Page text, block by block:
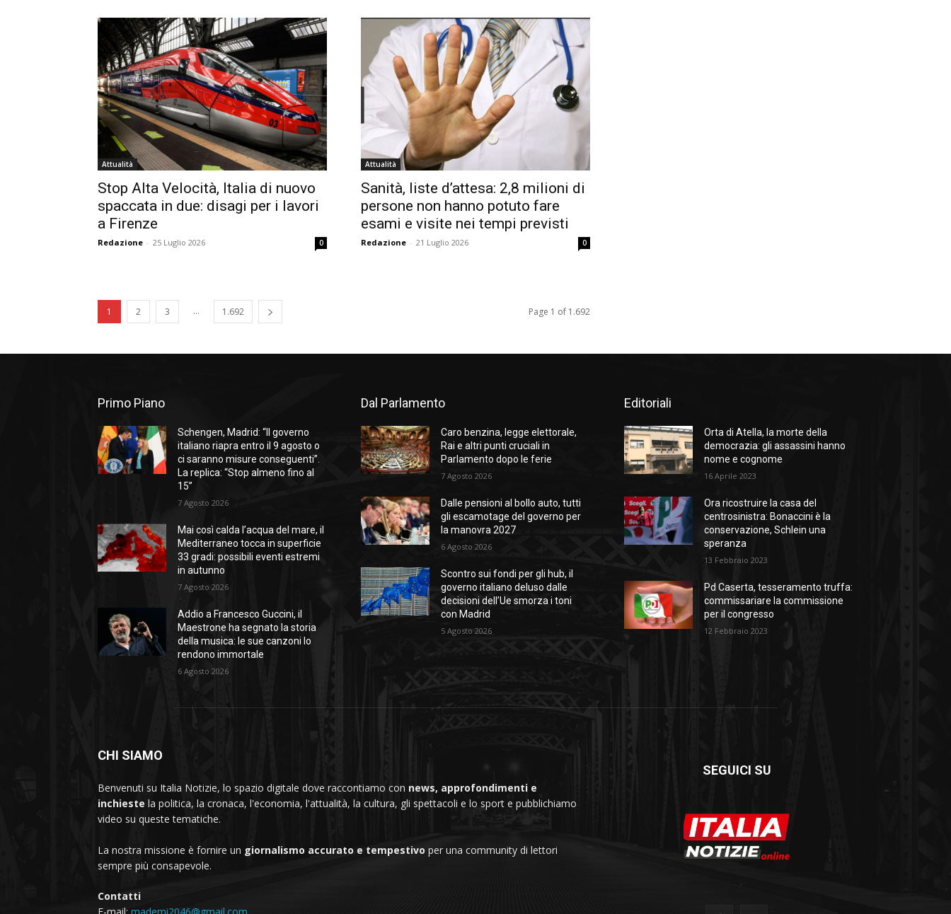
Attualità
Stop Alta Velocità, Italia di nuovo
spaccata in due: disagi per i lavori
a Firenze
Redazione - 25 Luglio 2026 0
Attualità
Sanità, liste d’attesa: 2,8 milioni di
persone non hanno potuto fare
esami e visite nei tempi previsti
Redazione - 21 Luglio 2026 0
1 2 3 ... 1.692 Page 1 of 1.692
Primo Piano
Schengen, Madrid: “Il governo
italiano riapra entro il 9 agosto o
ci saranno misure conseguenti”.
La replica: “Stop almeno fino al
15”
7 Agosto 2026
Mai così calda l’acqua del mare, il
Mediterraneo tocca in superficie
33 gradi: possibili eventi estremi
in autunno
7 Agosto 2026
Addio a Francesco Guccini, il
Maestrone ha segnato la storia
della musica: le sue canzoni lo
rendono immortale
6 Agosto 2026
Dal Parlamento
Caro benzina, legge elettorale,
Rai e altri punti cruciali in
Parlamento dopo le ferie
7 Agosto 2026
Dalle pensioni al bollo auto, tutti
gli escamotage del governo per
la manovra 2027
6 Agosto 2026
Scontro sui fondi per gli hub, il
governo italiano deluso dalle
decisioni dell’Ue smorza i toni
con Madrid
5 Agosto 2026
Editoriali
Orta di Atella, la morte della
democrazia: gli assassini hanno
nome e cognome
16 Aprile 2023
Ora ricostruire la casa del
centrosinistra: Bonaccini è la
conservazione, Schlein una
speranza
13 Febbraio 2023
Pd Caserta, tesseramento truffa:
commissariare la commissione
per il congresso
12 Febbraio 2023
CHI SIAMO
Benvenuti su Italia Notizie, lo spazio digitale dove raccontiamo con news, approfondimenti e
inchieste la politica, la cronaca, l'economia, l'attualità, la cultura, gli spettacoli e lo sport e pubblichiamo
video su queste tematiche.
La nostra missione è fornire un giornalismo accurato e tempestivo per una community di lettori
sempre più consapevole.
Contatti
E-mail: mademi2046@gmail.com
SEGUICI SU